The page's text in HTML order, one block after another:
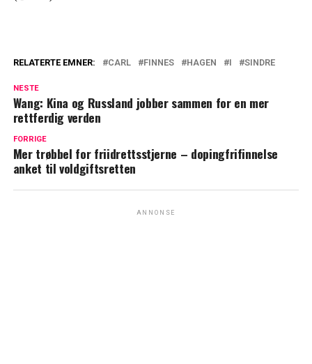
RELATERTE EMNER: CARL FINNES HAGEN I SINDRE
NESTE
Wang: Kina og Russland jobber sammen for en mer
rettferdig verden
FORRIGE
Mer trøbbel for friidrettsstjerne – dopingfrifinnelse
anket til voldgiftsretten
ANNONSE